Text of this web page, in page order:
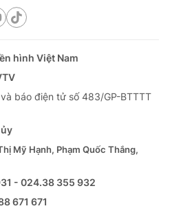
hình Việt Nam
báo điện tử số 483/GP-BTTTT
Mỹ Hạnh, Phạm Quốc Thắng,
- 024.38 355 932
671 671